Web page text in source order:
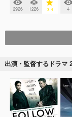
2926 1226 3.4 4
出演・監督するドラマ